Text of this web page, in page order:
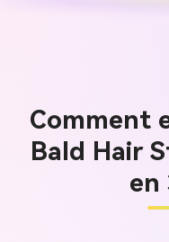
Comment
Bald Hair
en